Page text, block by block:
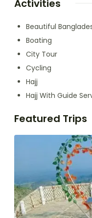
Activities
Beautiful
Boating
City Tour
Cycling
Hajj
Hajj With Guide
Featured Trips